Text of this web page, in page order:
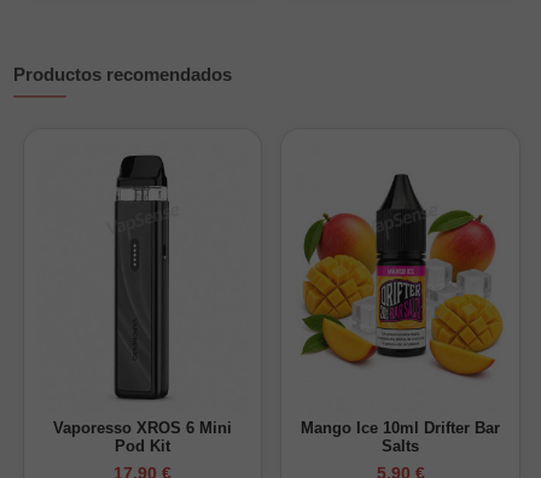
¿Cuánta nicotina tendrá tu Longfill 30ml?
Nicokits 20mg/ml + Base Nicotina final (mg/ml)
Solo base (0mg) 0 mg/ml
6 mg/ml
13 mg/ml
Nicokits 20mg/ml Nicotina final (mg/ml)
Productos recomendados
Vaporesso XROS 6 Mini
Pod Kit
17,90 €
Mango Ice 10ml Drifter Bar
Salts
5,90 €